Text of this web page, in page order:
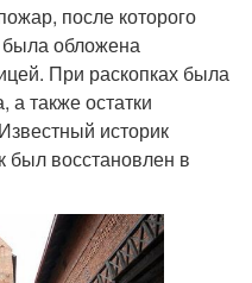
после которого
была обложена
При раскопках была
также остатки
историк
был восстановлен в